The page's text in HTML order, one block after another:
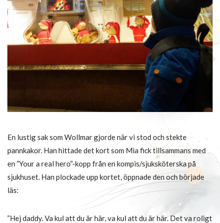
En lustig sak som Wollmar gjorde när vi stod och stekte
pannkakor. Han hittade det kort som Mia fick tillsammans med
en ”Your a real hero”-kopp från en kompis/sjuksköterska på
sjukhuset. Han plockade upp kortet, öppnade den och började
läs:
”Hej daddy. Va kul att du är här, va kul att du är här. Det va roligt